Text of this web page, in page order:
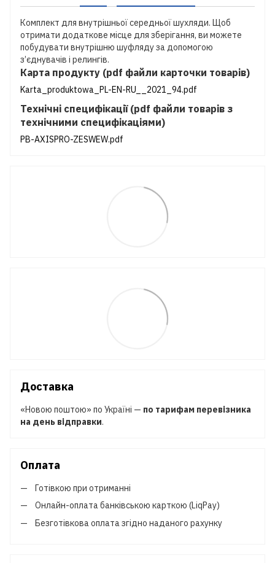
Комплект для внутрішньої середньої шухляди. Щоб
отримати додаткове місце для зберігання, ви можете
побудувати внутрішню шуфляду за допомогою
з’єднувачів і релингів.
Карта продукту (pdf файли карточки товарів)
Karta_produktowa_PL-EN-RU__2021_94.pdf
Технічні специфікації (pdf файли товарів з
технічними специфікаціями)
PB-AXISPRO-ZESWEW.pdf
Доставка
«Новою поштою» по Україні — по тарифам перевізника
на день відправки.
Оплата
Готівкою при отриманні
Онлайн-оплата банківською карткою (LiqPay)
Безготівкова оплата згідно наданого рахунку